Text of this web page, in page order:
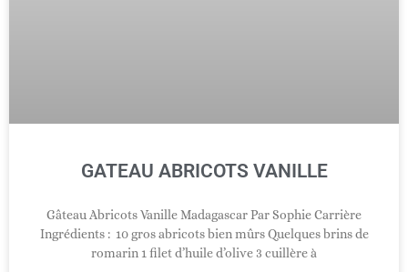
GATEAU ABRICOTS VANILLE
Gâteau Abricots Vanille Madagascar Par Sophie Carrière
Ingrédients : 10 gros abricots bien mûrs Quelques brins de
romarin 1 filet d’huile d’olive 3 cuillère à